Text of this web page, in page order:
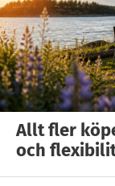
Allt fler
och